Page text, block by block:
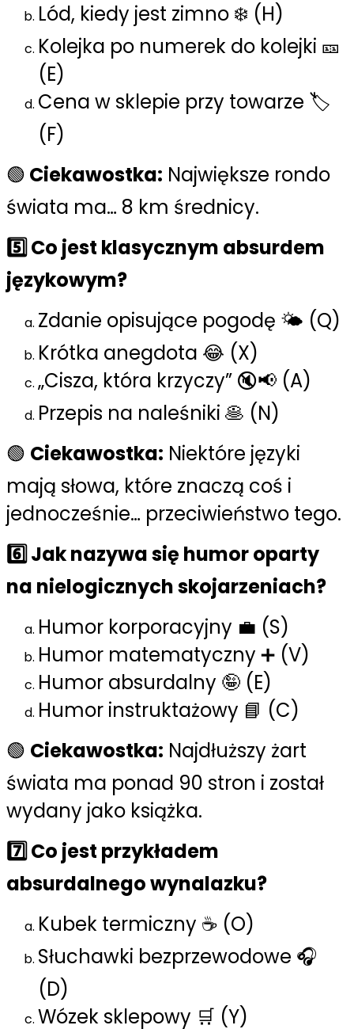
Lód, kiedy jest zimno ❄️ (H)
Kolejka po numerek do kolejki 🎫
(E)
Cena w sklepie przy towarze 🏷️
(F)
🟢 Ciekawostka: Największe rondo
świata ma… 8 km średnicy.
5️⃣ Co jest klasycznym absurdem
językowym?
Zdanie opisujące pogodę 🌤️ (Q)
Krótka anegdota 😂 (X)
„Cisza, która krzyczy” 🔇📢 (A)
Przepis na naleśniki 🥞 (N)
🟢 Ciekawostka: Niektóre języki
mają słowa, które znaczą coś i
jednocześnie… przeciwieństwo tego.
6️⃣ Jak nazywa się humor oparty
na nielogicznych skojarzeniach?
Humor korporacyjny 💼 (S)
Humor matematyczny ➕ (V)
Humor absurdalny 🤪 (E)
Humor instruktażowy 📘 (C)
🟢 Ciekawostka: Najdłuższy żart
świata ma ponad 90 stron i został
wydany jako książka.
7️⃣ Co jest przykładem
absurdalnego wynalazku?
Kubek termiczny ☕ (O)
Słuchawki bezprzewodowe 🎧
(D)
Wózek sklepowy 🛒 (Y)